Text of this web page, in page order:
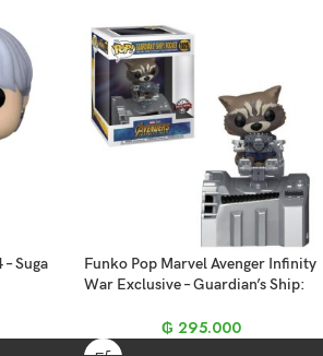
Suga
Funko Pop Marvel Avenger Infinity
War Exclusive – Guardian’s Ship:
₲ 295.000